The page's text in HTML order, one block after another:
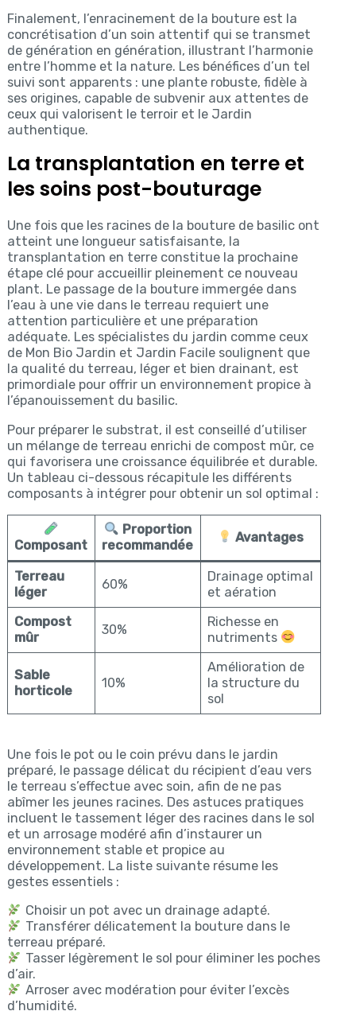
Finalement, l’enracinement de la bouture est la
concrétisation d’un soin attentif qui se transmet
de génération en génération, illustrant l’harmonie
entre l’homme et la nature. Les bénéfices d’un tel
suivi sont apparents : une plante robuste, fidèle à
ses origines, capable de subvenir aux attentes de
ceux qui valorisent le terroir et le Jardin
authentique.
La transplantation en terre et
les soins post-bouturage
Une fois que les racines de la bouture de basilic ont
atteint une longueur satisfaisante, la
transplantation en terre constitue la prochaine
étape clé pour accueillir pleinement ce nouveau
plant. Le passage de la bouture immergée dans
l’eau à une vie dans le terreau requiert une
attention particulière et une préparation
adéquate. Les spécialistes du jardin comme ceux
de Mon Bio Jardin et Jardin Facile soulignent que
la qualité du terreau, léger et bien drainant, est
primordiale pour offrir un environnement propice à
l’épanouissement du basilic.
Pour préparer le substrat, il est conseillé d’utiliser
un mélange de terreau enrichi de compost mûr, ce
qui favorisera une croissance équilibrée et durable.
Un tableau ci-dessous récapitule les différents
composants à intégrer pour obtenir un sol optimal :
Composant
Proportion
recommandée
Avantages
Terreau
léger
60%
Drainage optimal
et aération
Compost
mûr
30%
Richesse en
nutriments
Sable
horticole
10%
Amélioration de
la structure du
sol
Une fois le pot ou le coin prévu dans le jardin
préparé, le passage délicat du récipient d’eau vers
le terreau s’effectue avec soin, afin de ne pas
abîmer les jeunes racines. Des astuces pratiques
incluent le tassement léger des racines dans le sol
et un arrosage modéré afin d’instaurer un
environnement stable et propice au
développement. La liste suivante résume les
gestes essentiels :
Choisir un pot avec un drainage adapté.
Transférer délicatement la bouture dans le
terreau préparé.
Tasser légèrement le sol pour éliminer les poches
d’air.
Arroser avec modération pour éviter l’excès
d’humidité.